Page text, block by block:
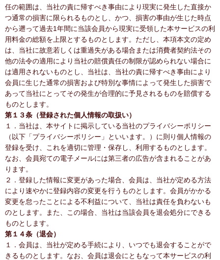
任の範囲は、当社の責に帰すべき事由により現実に発生した直接か
つ通常の損害に限られるものとし、かつ、損害の事由が生じた時点
から遡って過去1年間に当該会員から現実に受領した本サービスの利
用料金の総額を上限とするものとします。ただし、本項本文の定め
は、当社に故意若しくは重過失がある場合または消費者契約法その
他の法令の適用により当社の賠償責任の制限が認められない場合に
は適用されないものとし、当社は、当社の責に帰すべき事由により
会員に生じた通常の損害および特別な事情によって発生した損害で
あって当社にとってその発生が合理的に予見されるものを賠償する
ものとします。
第１３条（登録された個人情報の取扱い）
１．当社は、本サイトに掲示している当社のプライバシーポリシー
（以下「プライバシーポリシー」といいます。）に則り個人情報の
登録を受け、これを適切に管理・保存し、利用するものとします。
なお、会員宛ての電子メールには第三者の広告が含まれることがあ
ります。
２．登録した情報に変更があった場合、会員は、当社が定める方法
により速やかに登録内容の変更を行うものとします。会員がかかる
変更を怠ったことによる不利益について、当社は責任を負わないも
のとします。また、この場合、当社は当該会員を退会処分にできる
ものとします。
第１４条（退会）
１．会員は、当社が定める手続により、いつでも退会することがで
きるものとします。なお、会員は退会にともなって本サービスの利